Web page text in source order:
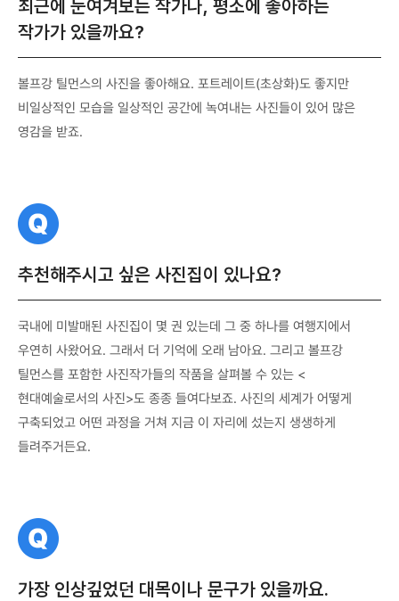
최근에 눈여겨보는 작가나, 평소에 좋아하는
작가가 있을까요?
볼프강 틸먼스의 사진을 좋아해요. 포트레이트(초상화)도 좋지만
비일상적인 모습을 일상적인 공간에 녹여내는 사진들이 있어 많은
영감을 받죠.
질
문
추천해주시고 싶은 사진집이 있나요?
국내에 미발매된 사진집이 몇 권 있는데 그 중 하나를 여행지에서
우연히 사왔어요. 그래서 더 기억에 오래 남아요. 그리고 볼프강
틸먼스를 포함한 사진작가들의 작품을 살펴볼 수 있는 <
현대예술로서의 사진>도 종종 들여다보죠. 사진의 세계가 어떻게
구축되었고 어떤 과정을 거쳐 지금 이 자리에 섰는지 생생하게
들려주거든요.
질
문
가장 인상깊었던 대목이나 문구가 있을까요.